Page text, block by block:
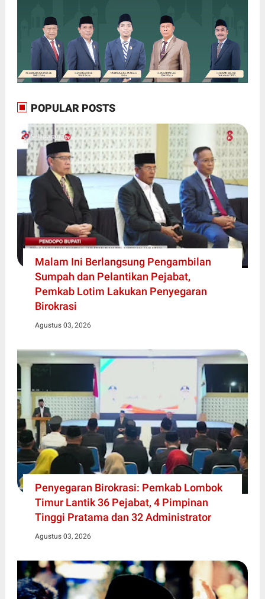
POPULAR POSTS
Malam Ini Berlangsung Pengambilan
Sumpah dan Pelantikan Pejabat,
Pemkab Lotim Lakukan Penyegaran
Birokrasi
Agustus 03, 2026
Penyegaran Birokrasi: Pemkab Lombok
Timur Lantik 36 Pejabat, 4 Pimpinan
Tinggi Pratama dan 32 Administrator
Agustus 03, 2026